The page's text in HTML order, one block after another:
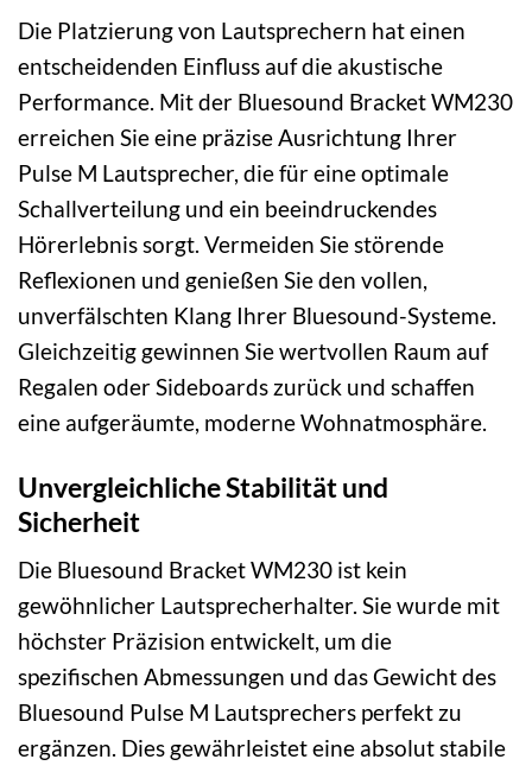
Die Platzierung von Lautsprechern hat einen
entscheidenden Einfluss auf die akustische
Performance. Mit der Bluesound Bracket WM230
erreichen Sie eine präzise Ausrichtung Ihrer
Pulse M Lautsprecher, die für eine optimale
Schallverteilung und ein beeindruckendes
Hörerlebnis sorgt. Vermeiden Sie störende
Reflexionen und genießen Sie den vollen,
unverfälschten Klang Ihrer Bluesound-Systeme.
Gleichzeitig gewinnen Sie wertvollen Raum auf
Regalen oder Sideboards zurück und schaffen
eine aufgeräumte, moderne Wohnatmosphäre.
Unvergleichliche Stabilität und
Sicherheit
Die Bluesound Bracket WM230 ist kein
gewöhnlicher Lautsprecherhalter. Sie wurde mit
höchster Präzision entwickelt, um die
spezifischen Abmessungen und das Gewicht des
Bluesound Pulse M Lautsprechers perfekt zu
ergänzen. Dies gewährleistet eine absolut stabile